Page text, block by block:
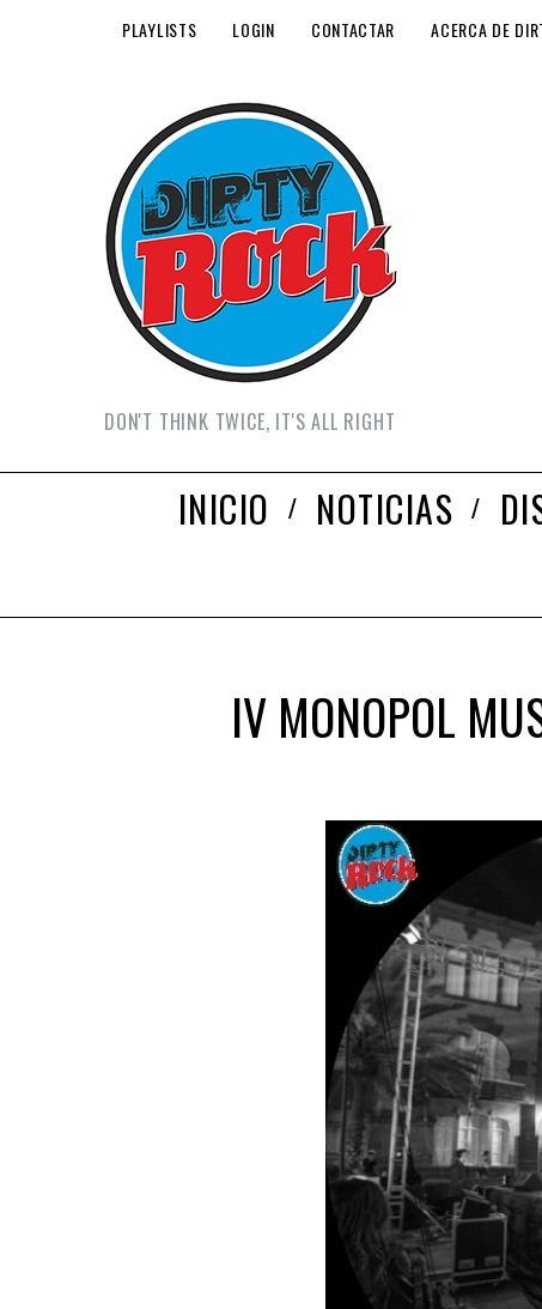
PLAYLISTS LOGIN CONTACTAR ACERCA DE
DON'T THINK TWICE, IT'S ALL RIGHT
INICIO NOTICIAS
IV MONOPOL